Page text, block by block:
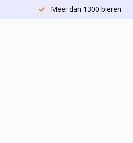
Meer dan 1300 bieren